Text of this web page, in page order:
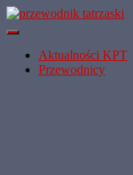
Przełącz Nawigację
Aktualności KPT
Przewodnicy